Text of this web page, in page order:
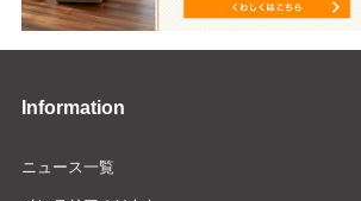
Information
ニュース一覧